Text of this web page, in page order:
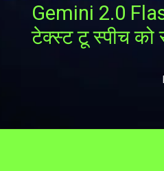
Gemini 2.0
टेक्स्ट टू स्पीच को